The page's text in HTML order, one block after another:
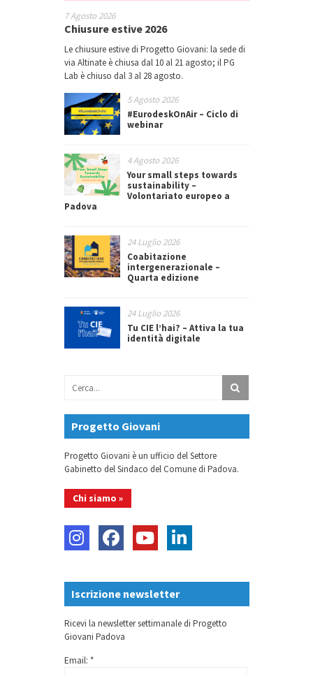
7 Agosto 2026
Chiusure estive 2026
Le chiusure estive di Progetto Giovani: la sede di
via Altinate è chiusa dal 10 al 21 agosto; il PG
Lab è chiuso dal 3 al 28 agosto.
5 Agosto 2026
#EurodeskOnAir – Ciclo di
webinar
4 Agosto 2026
Your small steps towards
sustainability –
Volontariato europeo a
Padova
24 Luglio 2026
Coabitazione
intergenerazionale –
Quarta edizione
24 Luglio 2026
Tu CIE l’hai? – Attiva la tua
identità digitale
Progetto Giovani
Progetto Giovani è un ufficio del Settore
Gabinetto del Sindaco del Comune di Padova.
Chi siamo »
Iscrizione newsletter
Ricevi la newsletter settimanale di Progetto
Giovani Padova
Email: *